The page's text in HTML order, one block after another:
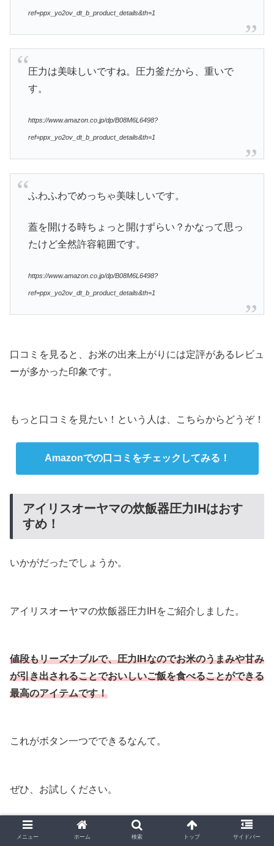
ref=ppx_yo2ov_dt_b_product_details&th=1
圧力は美味しいですね。圧力釜だから、重いで
す。
https://www.amazon.co.jp/dp/B08M6L6498?
ref=ppx_yo2ov_dt_b_product_details&th=1
ふわふわでめっちゃ美味しいです。
蓋を開ける時ちょっと開けずらい？かなって思っ
たけど全然許容範囲です。
https://www.amazon.co.jp/dp/B08M6L6498?
ref=ppx_yo2ov_dt_b_product_details&th=1
口コミを見ると、お米の出来上がりには定評があるレビュ
ーが多かった印象です。
もっと口コミを見たい！という人は、こちらからどうぞ！
Amazonでの口コミをチェックしてみる！
アイリスオーヤマの炊飯器圧力IHはおす
すめ！
いかがだったでしょうか。
アイリスオーヤマの炊飯器圧力IHをご紹介しました。
値段もリーズナブルで、圧力IHなのでお米のうまみや甘み
が引き出されることでおいしいご飯を食べることができる
最高のアイテムです！
これがボタン一つでできるなんて。
ぜひ、お試しください。
最後まで読んでいただき、ありがとうございます。
メニュー ホーム 検索 トップ サイドバー